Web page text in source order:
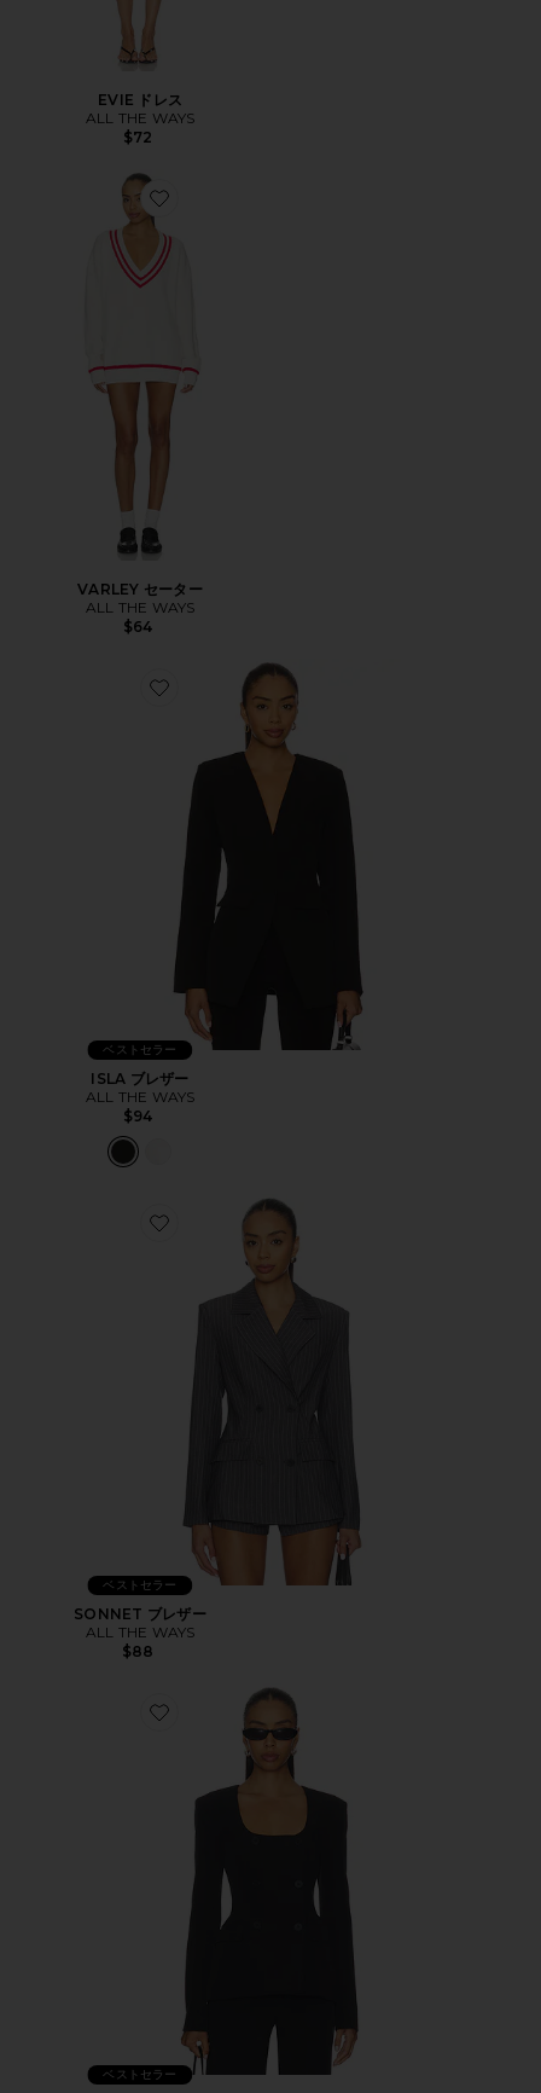
EVIE ドレス
ALL THE WAYS
$72
Favorite VARLEY セーター
VARLEY セーター
ALL THE WAYS
$64
Favorite ISLA ブレザー
ベストセラー
ISLA ブレザー
ALL THE WAYS
$94
Favorite SONNET ブレザー
ベストセラー
SONNET ブレザー
ALL THE WAYS
$88
Favorite AUBRIELLA ブレザー
ベストセラー